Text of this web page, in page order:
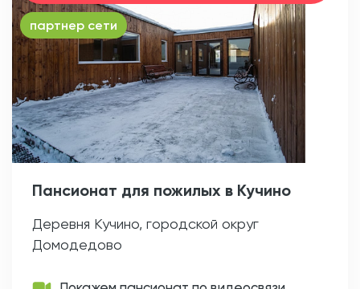
партнер сети
Пансионат для пожилых в Кучино
Деревня Кучино, городской округ
Домодедово